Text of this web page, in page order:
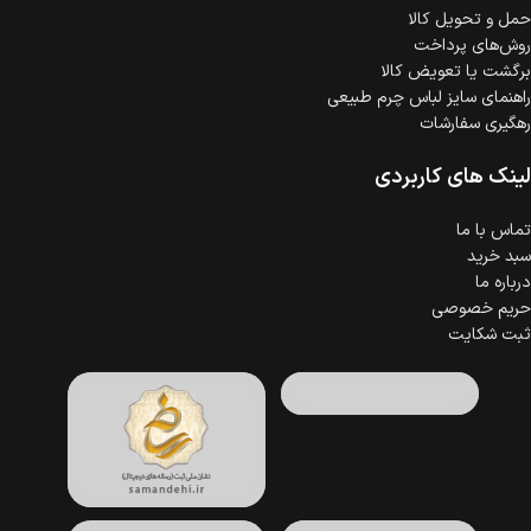
حمل‌ و تحویل کالا
روش‌های پرداخت
برگشت یا تعویض کالا
راهنمای سایز لباس چرم طبیعی
رهگیری سفارشات
لینک های کاربردی
تماس با ما
سبد خرید
درباره ما
حریم خصوصی
ثبت شکایت